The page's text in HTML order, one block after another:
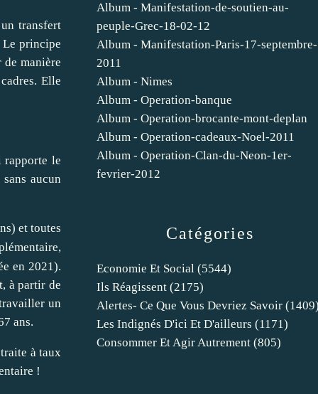
transfert
Le principe
manière
Elle
rapporte le
aucun
et toutes
en 2021).
à partir de
un
ans.
à taux
!
Catégories
Economie Et Social (5544)
Ils Réagissent (2175)
Alertes- Ce Que Vous Devriez Savoir
Les Indignés D'ici Et D'ailleurs (1171)
Consommer Et Agir Autrement (805)
Album - Manifestation-de-soutien-au-
peuple-Grec-18-02-12
Album - Manifestation-Paris-17-septembre-
2011
Album - Nimes
Album - Operation-banque
Album - Operation-brocante-mont-deplan
Album - Operation-cadeaux-Noel-2011
Album - Operation-Clan-du-Neon-1er-
fevrier-2012